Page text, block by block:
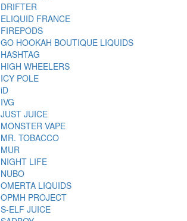
DRIFTER
ELIQUID FRANCE
FIREPODS
GO HOOKAH BOUTIQUE LIQUIDS
HASHTAG
HIGH WHEELERS
ICY POLE
iD
IVG
JUST JUICE
MONSTER VAPE
MR. TOBACCO
MUR
NIGHT LIFE
NUBO
OMERTA LIQUIDS
OPMH PROJECT
S-ELF JUICE